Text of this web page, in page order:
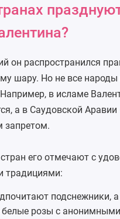
он распространился
шару. Но не все народы
в исламе
а в Саудовской Аравии
запретом.
его отмечают с
традициями:
подснежники,
розы с анонимными